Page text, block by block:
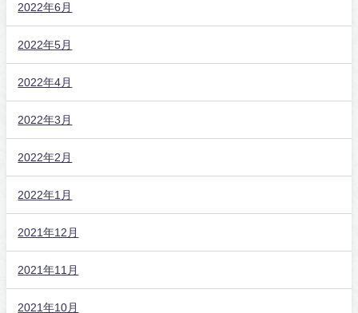
2022年6月
2022年5月
2022年4月
2022年3月
2022年2月
2022年1月
2021年12月
2021年11月
2021年10月